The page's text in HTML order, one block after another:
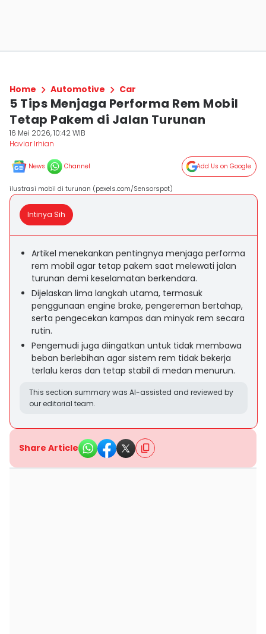
Home Automotive Car
5 Tips Menjaga Performa Rem Mobil
Tetap Pakem di Jalan Turunan
16 Mei 2026, 10:42 WIB
Haviar Irhian
News Channel Add Us on Google
ilustrasi mobil di turunan (pexels.com/Sensorspot)
Intinya Sih
Artikel menekankan pentingnya menjaga performa
rem mobil agar tetap pakem saat melewati jalan
turunan demi keselamatan berkendara.
Dijelaskan lima langkah utama, termasuk
penggunaan engine brake, pengereman bertahap,
serta pengecekan kampas dan minyak rem secara
rutin.
Pengemudi juga diingatkan untuk tidak membawa
beban berlebihan agar sistem rem tidak bekerja
terlalu keras dan tetap stabil di medan menurun.
This section summary was AI-assisted and reviewed by
our editorial team.
Share Article